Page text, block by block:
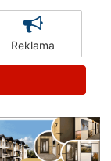
Reklama